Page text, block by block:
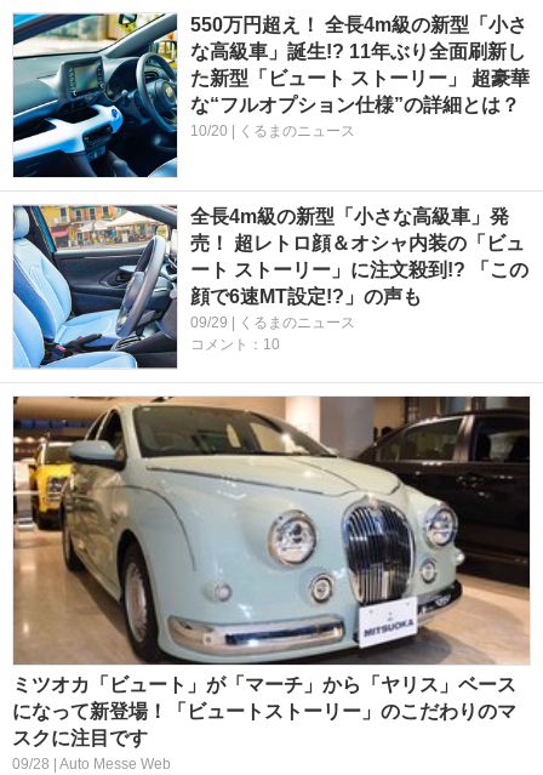
550万円超え！ 全長4m級の新型「小さ
な高級車」誕生!? 11年ぶり全面刷新し
た新型「ビュート ストーリー」 超豪華
な“フルオプション仕様”の詳細とは？
10/20 | くるまのニュース
全長4m級の新型「小さな高級車」発
売！ 超レトロ顔＆オシャ内装の「ビュ
ート ストーリー」に注文殺到!? 「この
顔で6速MT設定!?」の声も
09/29 | くるまのニュース
コメント：10
ミツオカ「ビュート」が「マーチ」から「ヤリス」ベース
になって新登場！「ビュートストーリー」のこだわりのマ
スクに注目です
09/28 | Auto Messe Web